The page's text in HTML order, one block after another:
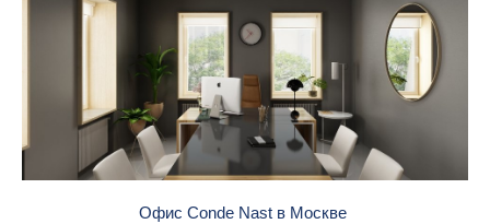
Офис Conde Nast в Москве